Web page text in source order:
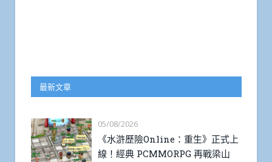
最新文章
05/08/2026
《水滸歷險Online：重生》正式上
線！經典 PCMMORPG 再戰梁山